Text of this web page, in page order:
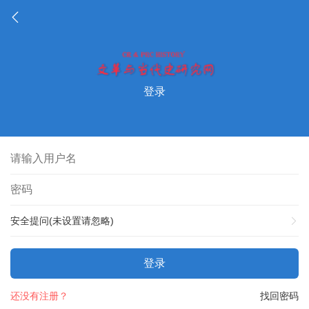
登录
安全提问(未设置请忽略)
登录
找回密码
还没有注册？